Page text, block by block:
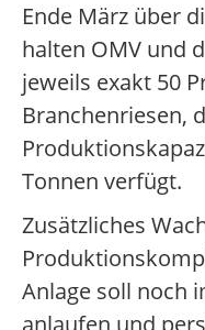
Ende März über
halten OMV und
jeweils exakt 50
Branchenriesen,
Tonnen verfügt.
Zusätzliches
Anlage soll noch